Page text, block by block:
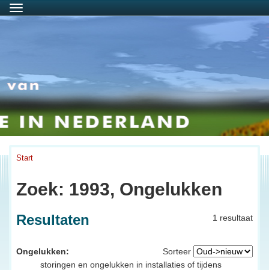
Menu
Start
Zoek: 1993, Ongelukken
1 resultaat
Resultaten
Sorteer
Ongelukken:
storingen en ongelukken in installaties of tijdens